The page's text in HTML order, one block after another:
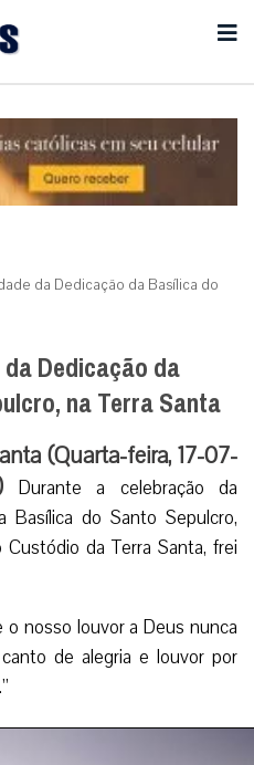
da Dedicação da Basílica do
Dedicação da
na Terra Santa
(Quarta-feira, 17-07-
Durante a celebração da
Basílica do Santo Sepulcro,
da Terra Santa, frei
o nosso louvor a Deus nunca
de alegria e louvor por